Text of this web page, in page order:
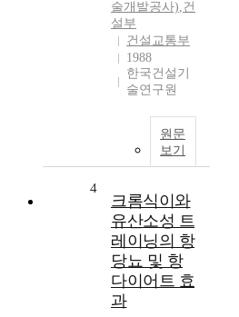
술개발공사),건
설부
건설교통부
1988
한국건설기
술연구원
원문
보기
4
크롬식이와
유산소성 트
레이닝의 항
당뇨 및 항
다이어트 효
과